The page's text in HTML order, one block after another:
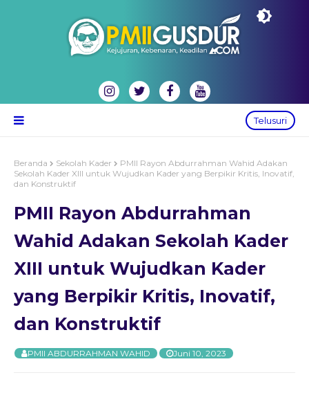
Telusuri
Beranda Sekolah Kader
PMII Rayon Abdurrahman Wahid Adakan
Sekolah Kader XIII untuk Wujudkan Kader yang Berpikir Kritis, Inovatif,
dan Konstruktif
PMII Rayon Abdurrahman
Wahid Adakan Sekolah Kader
XIII untuk Wujudkan Kader
yang Berpikir Kritis, Inovatif,
dan Konstruktif
PMII ABDURRAHMAN WAHID Juni 10, 2023